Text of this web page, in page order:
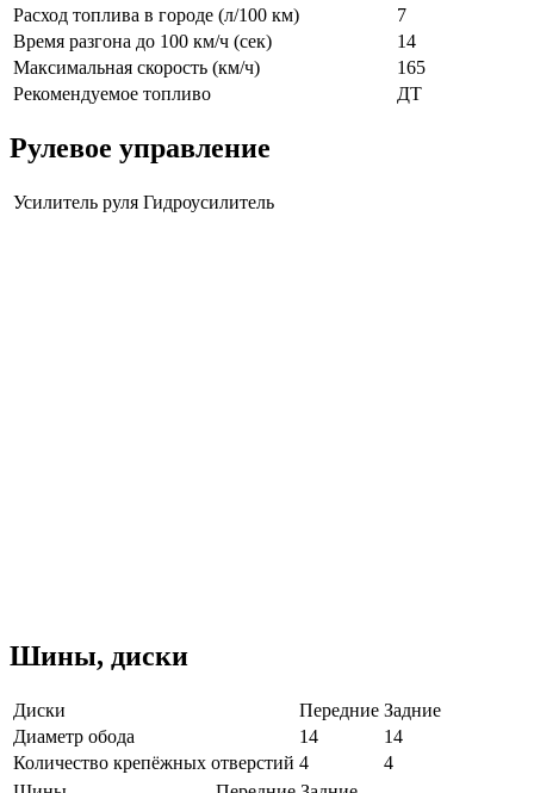
Расход топлива в городе (л/100 км)
7
Время разгона до 100 км/ч (сек)
14
Максимальная скорость (км/ч)
165
Рекомендуемое топливо
ДТ
Рулевое управление
Усилитель руля Гидроусилитель
Шины, диски
Диски Передние Задние
Диаметр обода
14
14
Количество крепёжных отверстий 4
4